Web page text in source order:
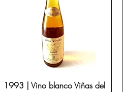
1993 | Vino blanco Viñas del